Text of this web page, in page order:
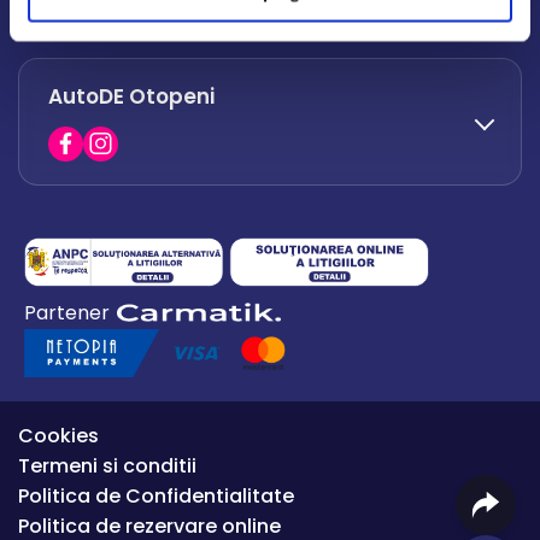
office.afumati@autode.ro
0730 063 852
0730 063 851
AutoDE Otopeni
0754 649 360
office.premium@autode.ro
Partener
Cookies
Termeni si conditii
Politica de Confidentialitate
Politica de rezervare online